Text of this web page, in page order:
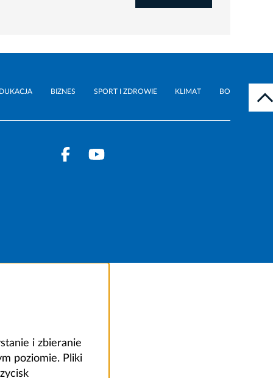
BIZNES SPORT I ZDROWIE KLIMAT BO
i zbieranie
poziomie. Pliki